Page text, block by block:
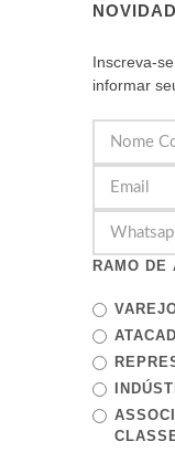
Inscreva-
informar
RAMO DE